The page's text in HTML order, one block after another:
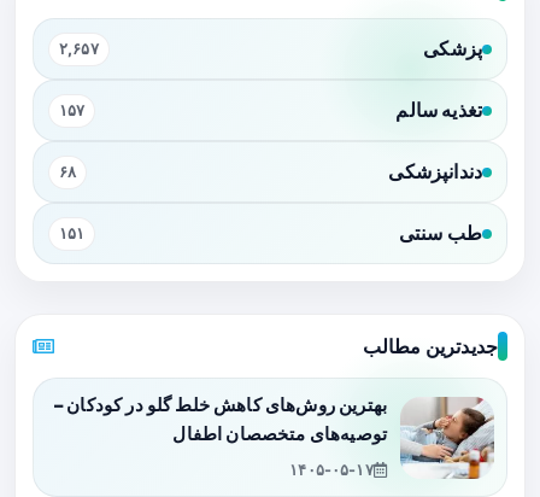
پزشکی ۲,۶۵۷
تغذیه سالم ۱۵۷
دندانپزشکی ۶۸
طب سنتی ۱۵۱
جدیدترین مطالب
بهترین روش‌های کاهش خلط گلو در کودکان –
توصیه‌های متخصصان اطفال
۱۴۰۵-۰۵-۱۷